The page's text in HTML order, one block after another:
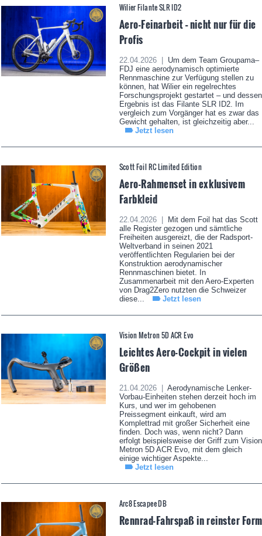
Wilier Filante SLR ID2
Aero-Feinarbeit – nicht nur für die
Profis
22.04.2026 |
Um dem Team Groupama–
FDJ eine aerodynamisch optimierte
Rennmaschine zur Verfügung stellen zu
können, hat Wilier ein regelrechtes
Forschungsprojekt gestartet – und dessen
Ergebnis ist das Filante SLR ID2. Im
vergleich zum Vorgänger hat es zwar das
Gewicht gehalten, ist gleichzeitig aber...
Jetzt lesen
Scott Foil RC Limited Edition
Aero-Rahmenset in exklusivem
Farbkleid
22.04.2026 |
Mit dem Foil hat das Scott
alle Register gezogen und sämtliche
Freiheiten ausgereizt, die der Radsport-
Weltverband in seinen 2021
veröffentlichten Regularien bei der
Konstruktion aerodynamischer
Rennmaschinen bietet. In
Zusammenarbeit mit den Aero-Experten
von Drag2Zero nutzten die Schweizer
diese...
Jetzt lesen
Vision Metron 5D ACR Evo
Leichtes Aero-Cockpit in vielen
Größen
21.04.2026 |
Aerodynamische Lenker-
Vorbau-Einheiten stehen derzeit hoch im
Kurs, und wer im gehobenen
Preissegment einkauft, wird am
Komplettrad mit großer Sicherheit eine
finden. Doch was, wenn nicht? Dann
erfolgt beispielsweise der Griff zum Vision
Metron 5D ACR Evo, mit dem gleich
einige wichtiger Aspekte...
Jetzt lesen
Arc8 Escapee DB
Rennrad-Fahrspaß in reinster Form